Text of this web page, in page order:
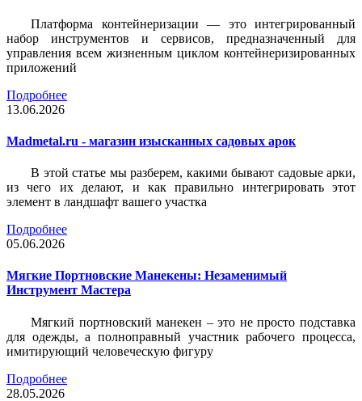
Платформа контейнеризации — это интегрированный
набор инструментов и сервисов, предназначенный для
управления всем жизненным циклом контейнеризированных
приложений
Подробнее
13.06.2026
Madmetal.ru - магазин изысканных садовых арок
В этой статье мы разберем, какими бывают садовые арки,
из чего их делают, и как правильно интегрировать этот
элемент в ландшафт вашего участка
Подробнее
05.06.2026
Мягкие Портновские Манекены: Незаменимый
Инструмент Мастера
Мягкий портновский манекен – это не просто подставка
для одежды, а полноправный участник рабочего процесса,
имитирующий человеческую фигуру
Подробнее
28.05.2026